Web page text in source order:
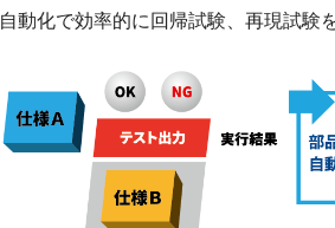
自動化で効率的に回帰試験、再現試験